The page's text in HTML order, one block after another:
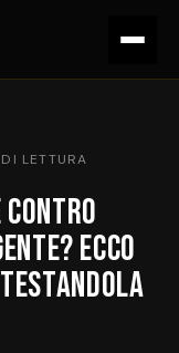
LETTURA
Ecco
testandola